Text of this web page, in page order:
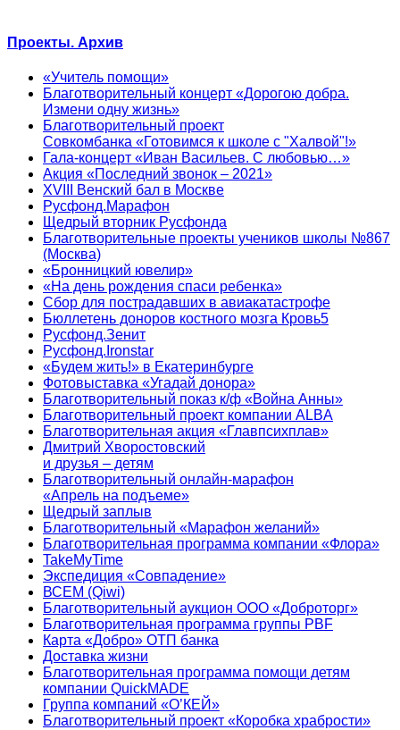
Проекты. Архив
«Учитель помощи»
Благотворительный концерт «Дорогою добра.
Измени одну жизнь»
Благотворительный проект
Совкомбанка «Готовимся к школе с "Халвой"!»
Гала-концерт «Иван Васильев. С любовью…»
Акция «Последний звонок – 2021»
XVIII Венский бал в Москве
Русфонд.Марафон
Щедрый вторник Русфонда
Благотворительные проекты учеников школы №867
(Москва)
«Бронницкий ювелир»
«На день рождения спаси ребенка»
Сбор для пострадавших в авиакатастрофе
Бюллетень доноров костного мозга Кровь5
Русфонд.Зенит
Русфонд.Ironstar
«Будем жить!» в Екатеринбурге
Фотовыставка «Угадай донора»
Благотворительный показ к/ф «Война Анны»
Благотворительный проект компании ALBA
Благотворительная акция «Главпсихплав»
Дмитрий Хворостовский
и друзья – детям
Благотворительный онлайн‑марафон
«Апрель на подъеме»
Щедрый заплыв
Благотворительный «Марафон желаний»
Благотворительная программа компании «Флора»
TakeMyTime
Экспедиция «Совпадение»
ВСЕМ (Qiwi)
Благотворительный аукцион ООО «Доброторг»
Благотворительная программа группы PBF
Карта «Добро» ОТП банка
Доставка жизни
Благотворительная программа помощи детям
компании QuickMADE
Группа компаний «О’КЕЙ»
Благотворительный проект «Коробка храбрости»